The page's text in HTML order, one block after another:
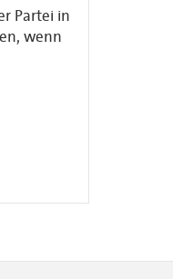
Partei in
wenn